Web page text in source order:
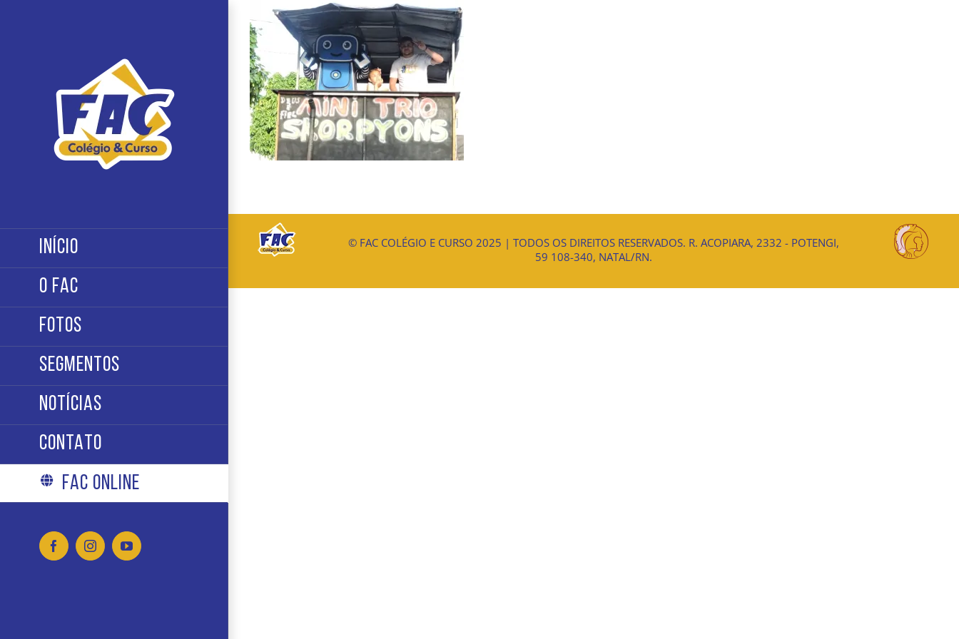
INÍCIO
O FAC
FOTOS
SEGMENTOS
NOTÍCIAS
CONTATO
FAC ONLINE
FacebookInstagramYouTube
© FAC COLÉGIO E CURSO 2025 | TODOS OS DIREITOS RESERVADOS. R. ACOPIARA, 2332 - POTENGI,
59 108-340, NATAL/RN.